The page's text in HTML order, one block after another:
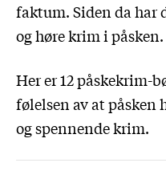
faktum. Siden da har
og høre krim i påsken.
Her er 12 påskekrim-
følelsen av at påsken
og spennende krim.